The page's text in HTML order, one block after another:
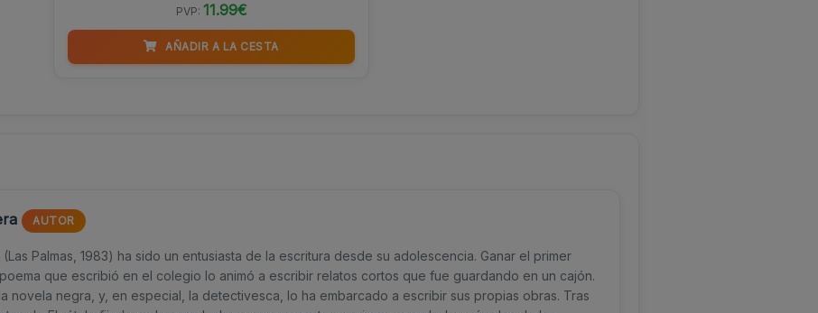
PVP: 11.99€
AÑADIR A LA CESTA
AUTOR
Palmas, 1983) ha sido un entusiasta de la escritura desde su adolescencia. Ganar el primer
que escribió en el colegio lo animó a escribir relatos cortos que fue guardando en un cajón.
novela negra, y, en especial, la detectivesca, lo ha embarcado a escribir sus propias obras. Tras